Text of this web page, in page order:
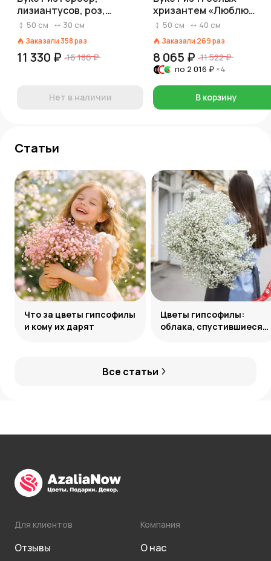
лизиантусов, роз,
хризантем «Вероника»
50 см 30 см
Заказали 358раз
11 330 ₽ 16 186 ₽
Нет в наличии
хризантем «Люблю
школу»
50 см 40 см
Заказали 269раз
8 065 ₽ 11 522 ₽
по 2 016 ₽ ×4
В корзину
Статьи
Все статьи
Что за цветы гипсофилы
и кому их дарят
Цветы гипсофилы:
облака, спустившиеся
Для клиентов
Отзывы
Компания
О нас